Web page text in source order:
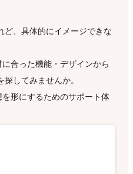
ど、具体的にイメージできな
合った機能・デザインから
探してみませんか。
形にするためのサポート体